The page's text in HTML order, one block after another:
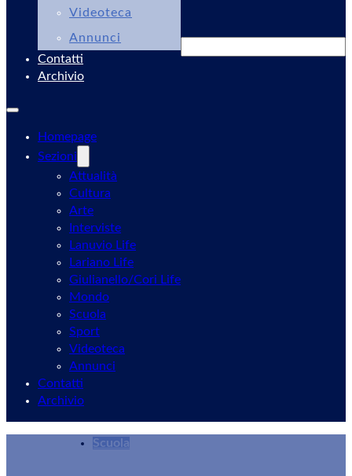
Videoteca
Annunci
Contatti
Archivio
Homepage
Sezioni
Attualità
Cultura
Arte
Interviste
Lanuvio Life
Lariano Life
Giulianello/Cori Life
Mondo
Scuola
Sport
Videoteca
Annunci
Contatti
Archivio
Scuola